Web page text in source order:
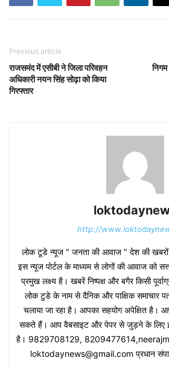
Previous article
राजसमंद में एसीबी ने जिला परिवहन
अधिकारी नयन सिंह सोढ़ा को किया
गिरफ्तार
http://
लोक टूडे न्यूज " जनता की आवाज " देश की खबरों
इस न्यूज पोर्टल के माध्यम से लोगों की आवाज को
प्रमुख लक्ष्य है। खबरें निष्पक्ष और बगैर किसी
लोक टुडे के नाम से दैनिक और पाक्षिक समाचार
चलाया जा रहा है। आपका सहयोग अपेक्षित है।
सकते हैं। आप वैबसाइट और पेपर से जुड़ने के लिए
है। 9829708129,
loktodaynews@gmail.com प्रधान